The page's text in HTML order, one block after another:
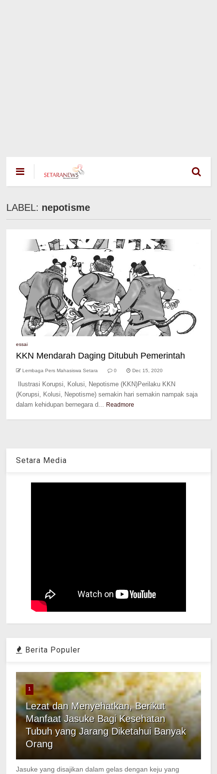
LABEL: nepotisme
essai
KKN Mendarah Daging Ditubuh Pemerintah
Lembaga Pers Mahasiswa Setara 0 Dec 15, 2020
Ilustrasi Korupsi, Kolusi, Nepotisme (KKN)Perilaku KKN
(Korupsi, Kolusi, Nepotisme) semakin hari semakin nampak saja
dalam kehidupan bernegara d... Readmore
Setara Media
Berita Populer
1
Lezat dan Menyehatkan, Berikut
Manfaat Jasuke Bagi Kesehatan
Tubuh yang Jarang Diketahui Banyak
Orang
Jasuke yang disajikan dalam gelas dengan keju yang